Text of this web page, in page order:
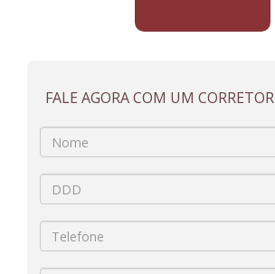
FALE AGORA COM UM CORRETOR